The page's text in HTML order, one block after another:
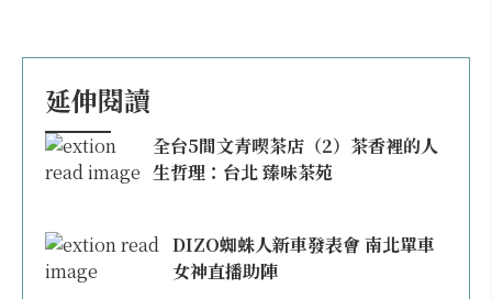
延伸閱讀
全台5間文青喫茶店（2）茶香裡的人
生哲理：台北 臻味茶苑
DIZO蜘蛛人新車發表會 南北單車
女神直播助陣